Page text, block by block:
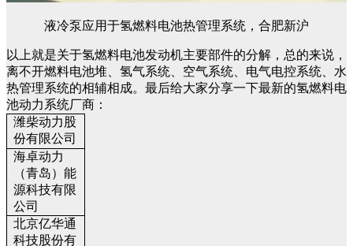
液冷泵应用于氢燃料电池热管理系统，合肥新沪
以上就是关于氢燃料电池发动机主要部件的分解，总的来说，
离不开燃料电池堆、氢气系统、空气系统、电气电控系统、水
热管理系统的相辅相成。最后给大家分享一下最新的氢燃料电
池动力系统厂商：
潍柴动力股
份有限公司
海卓动力
（青岛）能
源科技有限
公司
北京亿华通
科技股份有